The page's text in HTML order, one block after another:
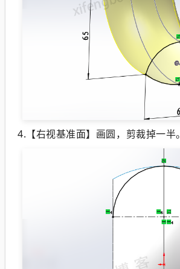
4.【右视基准面】画圆，剪裁掉一半。